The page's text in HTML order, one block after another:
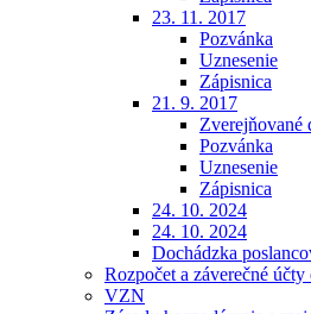
23. 11. 2017
Pozvánka
Uznesenie
Zápisnica
21. 9. 2017
Zverejňované
Pozvánka
Uznesenie
Zápisnica
24. 10. 2024
24. 10. 2024
Dochádzka
Rozpočet a záverečné účty
VZN